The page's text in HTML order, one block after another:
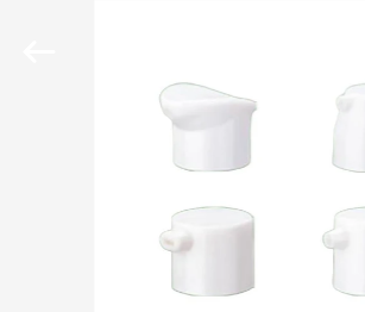
PRODUKTE